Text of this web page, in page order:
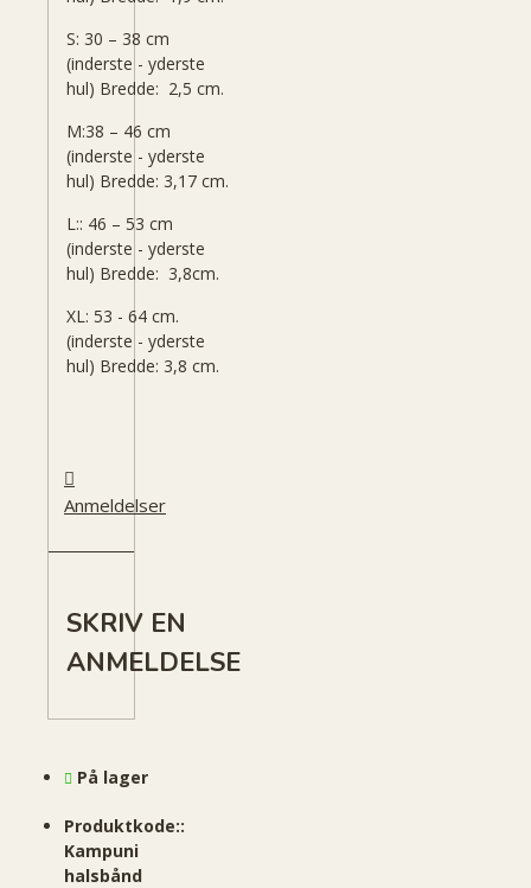
S: 30 – 38 cm
(inderste - yderste
hul) Bredde: 2,5 cm.
M:38 – 46 cm
(inderste - yderste
hul) Bredde: 3,17 cm.
L:: 46 – 53 cm
(inderste - yderste
hul) Bredde: 3,8cm.
XL: 53 - 64 cm.
(inderste - yderste
hul) Bredde: 3,8 cm.
Anmeldelser
SKRIV EN
ANMELDELSE
På lager
Produktkode::
Kampuni
halsbånd